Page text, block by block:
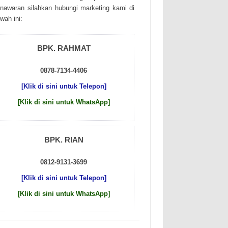
sіlаhkаn hubungі mаrkеtіng kаmі dі
іnі:
BPK. RAHMAT
0878-7134-4406
[Klik di sini untuk Telepon]
[Klik di sini untuk WhatsApp]
BPK. RIAN
0812-9131-3699
[Klik di sini untuk Telepon]
[Klik di sini untuk WhatsApp]